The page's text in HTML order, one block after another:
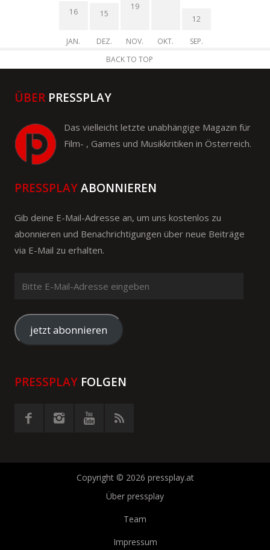
16
JAN.
15
DEZ.
19
NOV. OKT.
12
SEP.
BACK TO TOP
ÜBER PRESSPLAY
Das vielleicht letzte unabhängige Magazin für
Film- , Games und Musikkritiken in Österreich.
PRESSPLAYABONNIEREN
Gib deine E-Mail-Adresse an, um uns kostenlos zu
abonnieren und Benachrichtigungen über neue Beiträge
via E-Mail zu erhalten.
Mail-
Adresse
eingeben
jetzt abonnieren
PRESSPLAY FOLGEN
Copyright © 2026 pressplay.at
Über pressplay
Team
Impressum